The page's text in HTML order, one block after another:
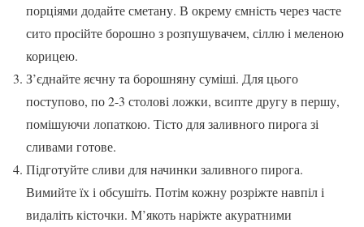
порціями додайте сметану. В окрему ємність через часте
сито просійте борошно з розпушувачем, сіллю і меленою
корицею.
З’єднайте яєчну та борошняну суміші. Для цього
поступово, по 2-3 столові ложки, всипте другу в першу,
помішуючи лопаткою. Тісто для заливного пирога зі
сливами готове.
Підготуйте сливи для начинки заливного пирога.
Вимийте їх і обсушіть. Потім кожну розріжте навпіл і
видаліть кісточки. М’якоть наріжте акуратними